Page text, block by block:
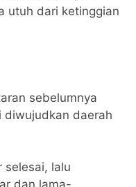
utuh dari ketinggian
sebelumnya
diwujudkan daerah
selesai, lalu